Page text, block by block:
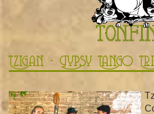
Tzigan - Gypsy Tango